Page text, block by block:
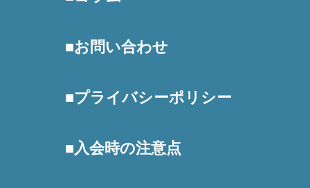
お問い合わせ
プライバシーポリシー
入会時の注意点